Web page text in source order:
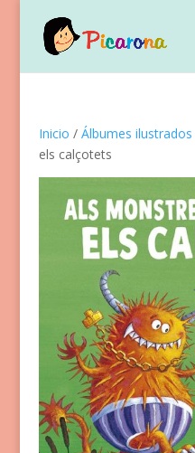
Inicio / Álbumes ilustrados
els calçotets